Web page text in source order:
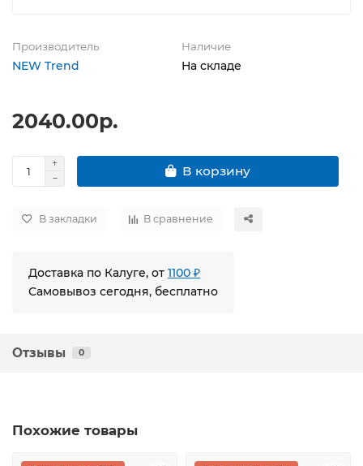
Производитель
NEW Trend
Наличие
На складе
2040.00р.
В корзину
В закладки В сравнение
Доставка по Калуге, от 1100 ₽
Самовывоз сегодня, бесплатно
Отзывы 0
Похожие товары